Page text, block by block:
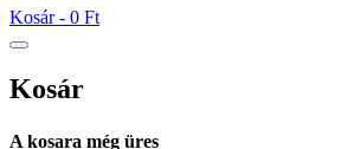
Kosár - 0 Ft
Kosár
A kosara még üres